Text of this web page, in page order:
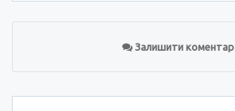
Залишити коментар